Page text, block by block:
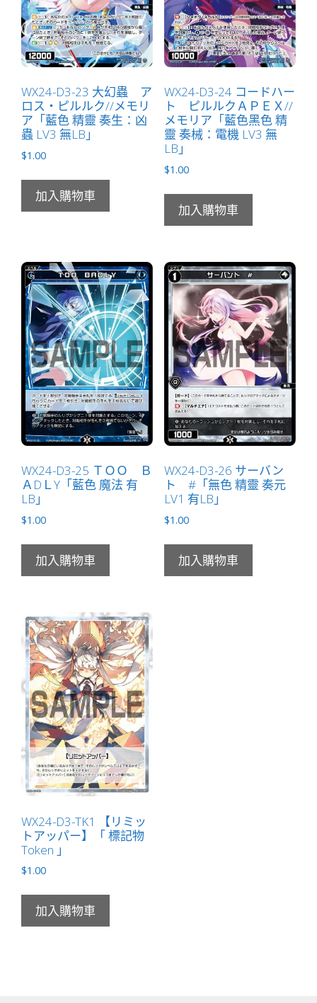
WX24-D3-23 大幻蟲 ア
ロス・ピルルク//メモリ
ア「藍色 精靈 奏生：凶
蟲 LV3 無LB」
$1.00
加入購物車
WX24-D3-24 コードハー
ト ピルルクＡＰＥＸ//
メモリア「藍色黑色 精
靈 奏械：電機 LV3 無
LB」
$1.00
加入購物車
WX24-D3-25 ＴＯＯ Ｂ
ＡDＬY「藍色 魔法 有
LB」
$1.00
加入購物車
WX24-D3-26 サーバン
ト #「無色 精靈 奏元
LV1 有LB」
$1.00
加入購物車
WX24-D3-TK1 【リミッ
トアッパー】「 標記物
Token 」
$1.00
加入購物車